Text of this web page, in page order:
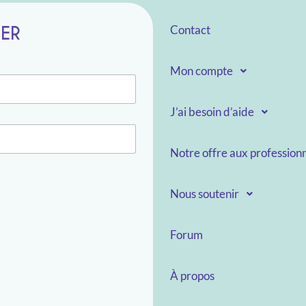
Contact
Mon compte
J’ai besoin d’aide
Notre offre aux
Nous soutenir
Forum
À propos